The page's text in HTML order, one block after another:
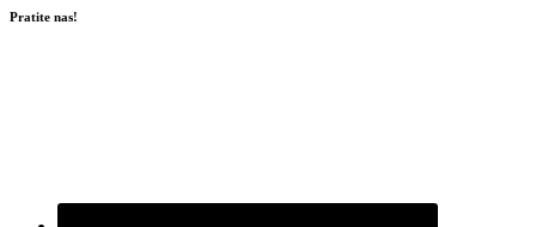
Pratite nas!